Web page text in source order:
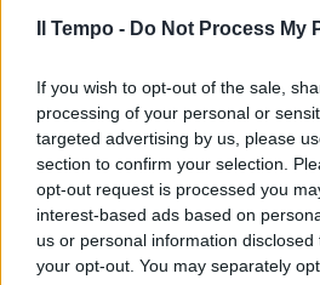
Il Tempo - Do Not Process My
If you wish to opt-out of the sale,
processing of your personal or
targeted advertising by us, please
section to confirm your selection.
opt-out request is processed you
interest-based ads based on
us or personal information
your opt-out. You may separately